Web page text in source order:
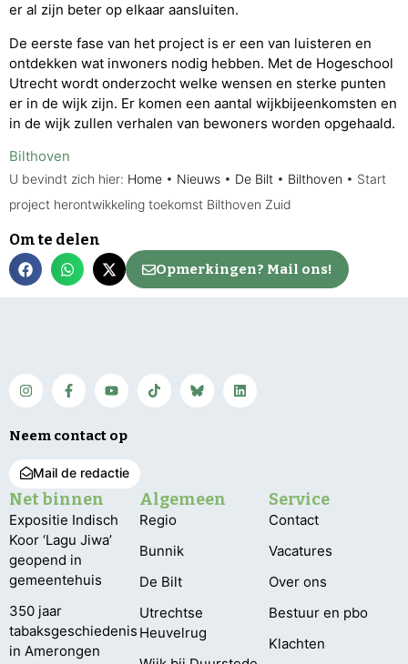
er al zijn beter op elkaar aansluiten.
De eerste fase van het project is er een van luisteren en
ontdekken wat inwoners nodig hebben. Met de Hogeschool
Utrecht wordt onderzocht welke wensen en sterke punten
er in de wijk zijn. Er komen een aantal wijkbijeenkomsten en
in de wijk zullen verhalen van bewoners worden opgehaald.
Bilthoven
U bevindt zich hier: Home • Nieuws • De Bilt • Bilthoven • Start
project herontwikkeling toekomst Bilthoven Zuid
Om te delen
Opmerkingen? Mail ons!
Neem contact op
Mail de redactie
Net binnen
Expositie Indisch
Koor ‘Lagu Jiwa’
geopend in
gemeentehuis
350 jaar
tabaksgeschiedenis
in Amerongen
Algemeen
Regio
Bunnik
De Bilt
Utrechtse
Heuvelrug
Service
Contact
Vacatures
Over ons
Bestuur en pbo
Klachten